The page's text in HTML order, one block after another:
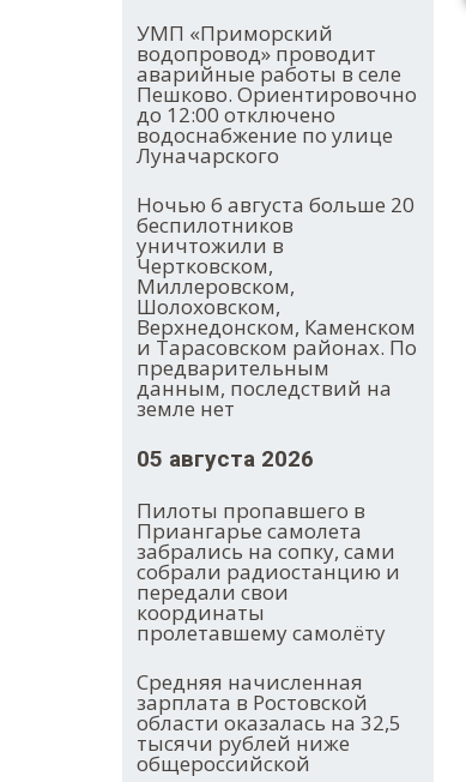
УМП «Приморский
водопровод» проводит
аварийные работы в селе
Пешково. Ориентировочно
до 12:00 отключено
водоснабжение по улице
Луначарского
Ночью 6 августа больше 20
беспилотников
уничтожили в
Чертковском,
Миллеровском,
Шолоховском,
Верхнедонском, Каменском
и Тарасовском районах. По
предварительным
данным, последствий на
земле нет
05 августа 2026
Пилоты пропавшего в
Приангарье самолета
забрались на сопку, сами
собрали радиостанцию и
передали свои
координаты
пролетавшему самолёту
Средняя начисленная
зарплата в Ростовской
области оказалась на 32,5
тысячи рублей ниже
общероссийской